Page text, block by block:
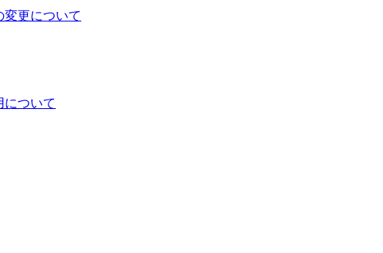
変更について
について